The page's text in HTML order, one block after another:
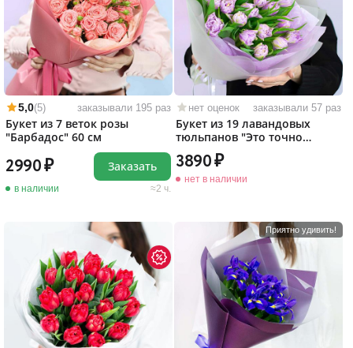
5,0(5) заказывали 195 раз
Букет из 7 веток розы
"Барбадос" 60 см
2990
в наличии 2 ч.
Заказать
нет оценок заказывали 57 раз
Букет из 19 лавандовых
тюльпанов "Это точно
любовь!"
3890
нет в наличии
Приятно удивить!